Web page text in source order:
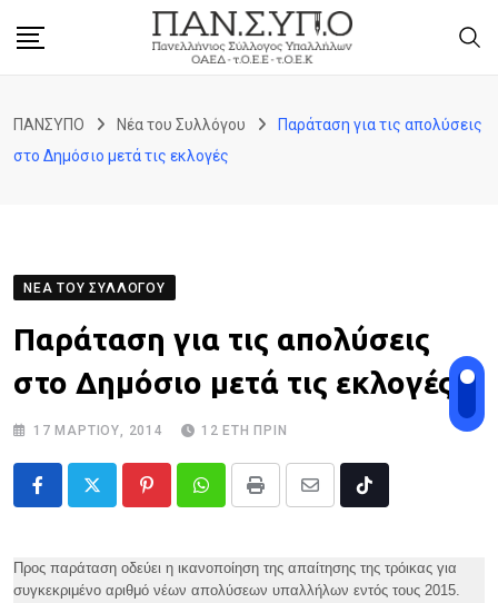
ΠΑΝΣΥΠΟ Νέα του Συλλόγου
Παράταση για τις απολύσεις
στο Δημόσιο μετά τις εκλογές
ΝΈΑ ΤΟΥ ΣΥΛΛΌΓΟΥ
Παράταση για τις απολύσεις
στο Δημόσιο μετά τις εκλογές
17 ΜΑΡΤΊΟΥ, 2014 12 ΈΤΗ ΠΡΙΝ
PinterestWhatsappPrint
Share
Email
Tiktok
Προς παράταση οδεύει η ικανοποίηση της απαίτησης της τρόικας για
συγκεκριμένο αριθμό νέων απολύσεων υπαλλήλων εντός τους 2015.